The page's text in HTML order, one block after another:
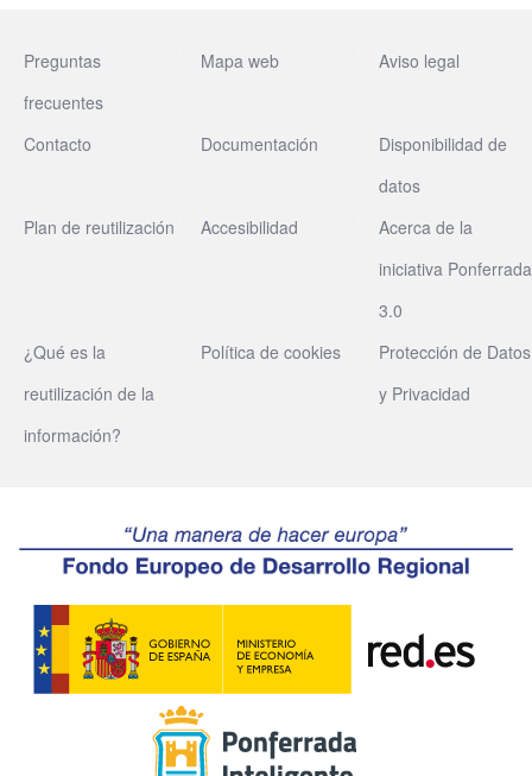
Preguntas
frecuentes
Mapa web Aviso legal
Contacto Documentación
Disponibilidad de
datos
Plan de reutilización
Accesibilidad
Acerca de la
iniciativa Ponferrada
3.0
¿Qué es la
reutilización de la
información?
Política de cookies
Protección de Datos
y Privacidad